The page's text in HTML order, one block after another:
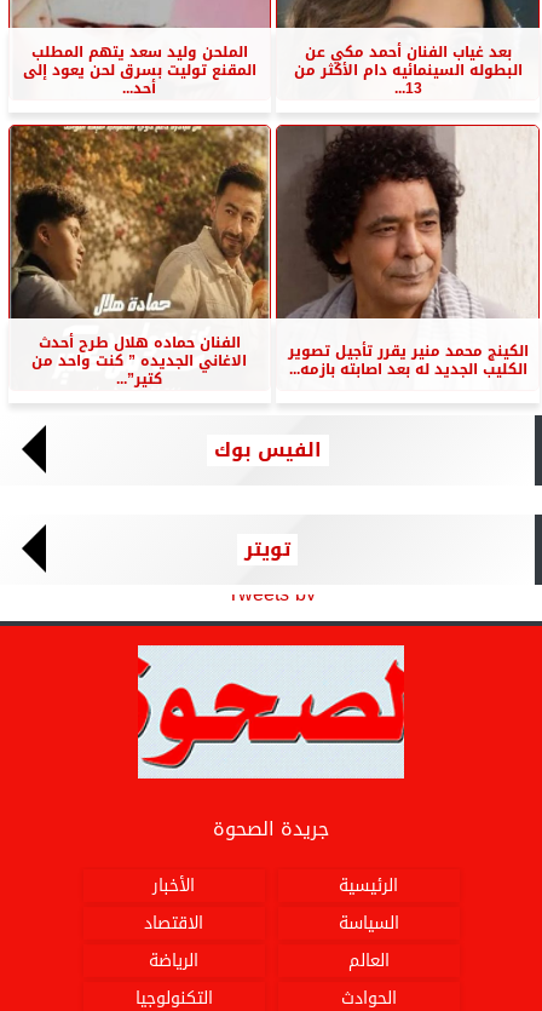
بعد غياب الفنان أحمد مكي عن
البطوله السينمائيه دام الأكثر من
13...
الملحن وليد سعد يتهم المطلب
المقنع توليت بسرق لحن يعود إلى
أحد...
الكينج محمد منير يقرر تأجيل تصوير
الكليب الجديد له بعد اصابته بازمه...
الفنان حماده هلال طرح أحدث
الاغاني الجديده ” كنت واحد من
كتير”...
الفيس بوك
تويتر
Tweets by
جريدة الصحوة
الرئيسية
الأخبار
السياسة
الاقتصاد
العالم
الرياضة
الحوادث
التكنولوجيا